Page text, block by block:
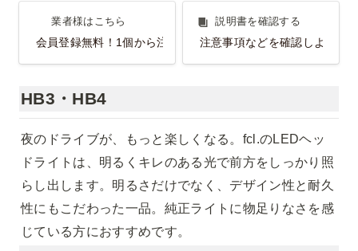
業者様はこちら
業者様はこちら
会員登録無料！1個から注文OK！
説明書を確認する
説明書を確認する
注意事項などを確認しよう！
HB3・HB4
夜のドライブが、もっと楽しくなる。fcl.のLEDヘッ
ドライトは、明るくキレのある光で前方をしっかり照
らし出します。明るさだけでなく、デザイン性と耐久
性にもこだわった一品。純正ライトに物足りなさを感
じている方におすすめです。